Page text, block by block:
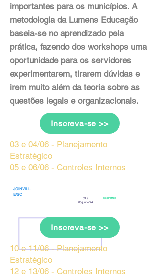
importantes para os municípios. A
metodologia da Lumens Educação
baseia-se no aprendizado pela
prática, fazendo dos workshops uma
oportunidade para os servidores
experimentarem, tirarem dúvidas e
irem muito além da teoria sobre as
questões legais e organizacionais.
Inscreva-se >>
03 e 04/06 - Planejamento
Estratégico
05 e 06/06 - Controles Internos
JOINVILL
E/SC
03 a
06/junho/24
CONFIRMADO
Inscreva-se >>
10 e 11/06 - Planejamento
Estratégico
12 e 13/06 - Controles Internos